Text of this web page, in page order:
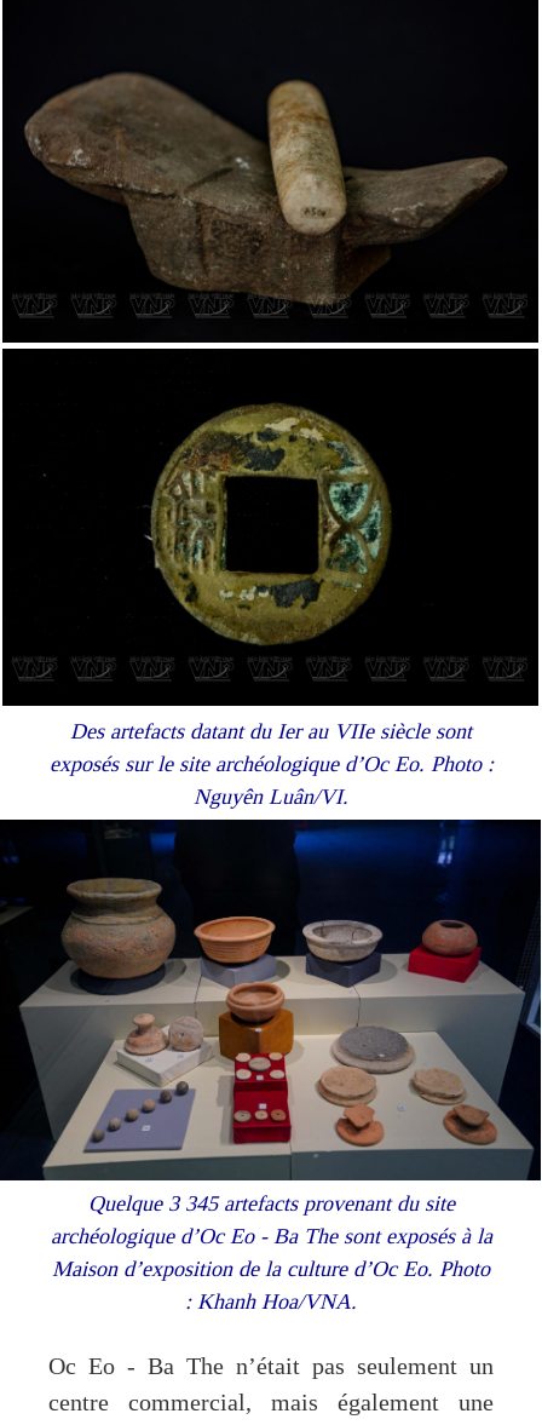
Des artefacts datant du Ier au VIIe siècle sont
exposés sur le site archéologique d’Oc Eo. Photo :
Nguyên Luân/VI.
Quelque 3 345 artefacts provenant du site
archéologique d’Oc Eo - Ba The sont exposés à la
Maison d’exposition de la culture d’Oc Eo. Photo
: Khanh Hoa/VNA.
Oc Eo - Ba The n’était pas seulement un
centre commercial, mais également une